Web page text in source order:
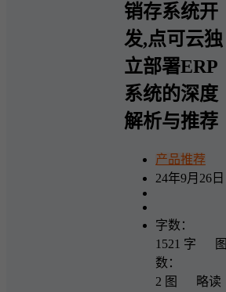
销存系统开
发,点可云独
立部署ERP
系统的深度
解析与推荐
产品推荐
24年9月26日
字数：
1521 字 图
数：
2 图 略读